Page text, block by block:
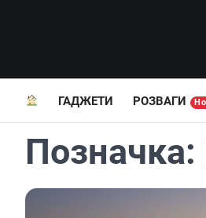
ГАДЖЕТИ РОЗВАГИ
Позначка: